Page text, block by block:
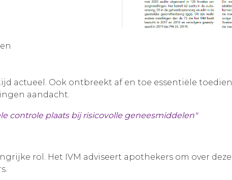
actueel. Ook ontbreekt af en toe essentiële
aandacht.
controle plaats bij risicovolle geneesmiddelen"
rol. Het IVM adviseert apothekers om over